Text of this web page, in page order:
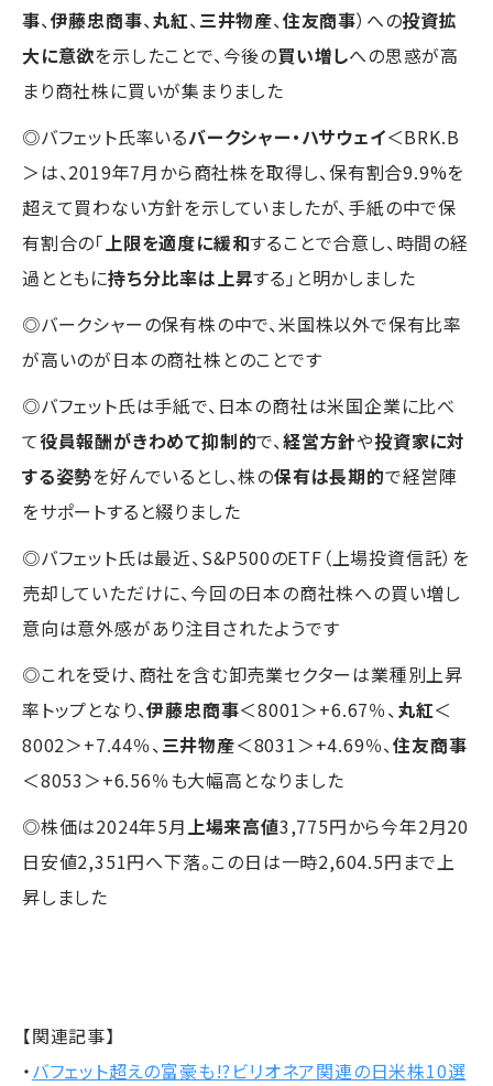
事、伊藤忠商事、丸紅、三井物産、住友商事）への投資拡
大に意欲を示したことで、今後の買い増しへの思惑が高
まり商社株に買いが集まりました
◎バフェット氏率いるバークシャー・ハサウェイ＜BRK.B
＞は、2019年7月から商社株を取得し、保有割合9.9%を
超えて買わない方針を示していましたが、手紙の中で保
有割合の「上限を適度に緩和することで合意し、時間の経
過とともに持ち分比率は上昇する」と明かしました
◎バークシャーの保有株の中で、米国株以外で保有比率
が高いのが日本の商社株とのことです
◎バフェット氏は手紙で、日本の商社は米国企業に比べ
て役員報酬がきわめて抑制的で、経営方針や投資家に対
する姿勢を好んでいるとし、株の保有は長期的で経営陣
をサポートすると綴りました
◎バフェット氏は最近、S&P500のETF（上場投資信託）を
売却していただけに、今回の日本の商社株への買い増し
意向は意外感があり注目されたようです
◎これを受け、商社を含む卸売業セクターは業種別上昇
率トップとなり、伊藤忠商事＜8001＞+6.67％、丸紅＜
8002＞+7.44％、三井物産＜8031＞+4.69％、住友商事
＜8053＞+6.56％も大幅高となりました
◎株価は2024年5月上場来高値3,775円から今年2月20
日安値2,351円へ下落。この日は一時2,604.5円まで上
昇しました
【関連記事】
・バフェット超えの富豪も!?ビリオネア関連の日米株10選